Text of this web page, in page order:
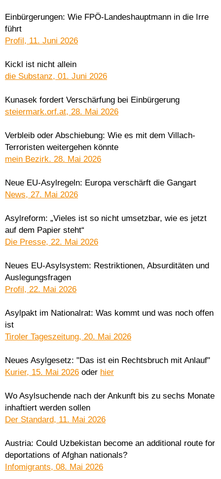
Einbürgerungen: Wie FPÖ-Landeshauptmann in die Irre
führt
Profil, 11. Juni 2026
Kickl ist nicht allein
die Substanz, 01. Juni 2026
Kunasek fordert Verschärfung bei Einbürgerung
steiermark.orf.at, 28. Mai 2026
Verbleib oder Abschiebung: Wie es mit dem Villach-
Terroristen weitergehen könnte
mein Bezirk. 28. Mai 2026
Neue EU-Asylregeln: Europa verschärft die Gangart
News, 27. Mai 2026
Asylreform: „Vieles ist so nicht umsetzbar, wie es jetzt
auf dem Papier steht“
Die Presse, 22. Mai 2026
Neues EU-Asylsystem: Restriktionen, Absurditäten und
Auslegungsfragen
Profil, 22. Mai 2026
Asylpakt im Nationalrat: Was kommt und was noch offen
ist
Tiroler Tageszeitung, 20. Mai 2026
Neues Asylgesetz: "Das ist ein Rechtsbruch mit Anlauf"
Kurier, 15. Mai 2026 oder hier
Wo Asylsuchende nach der Ankunft bis zu sechs Monate
inhaftiert werden sollen
Der Standard, 11. Mai 2026
Austria: Could Uzbekistan become an additional route for
deportations of Afghan nationals?
Infomigrants, 08. Mai 2026